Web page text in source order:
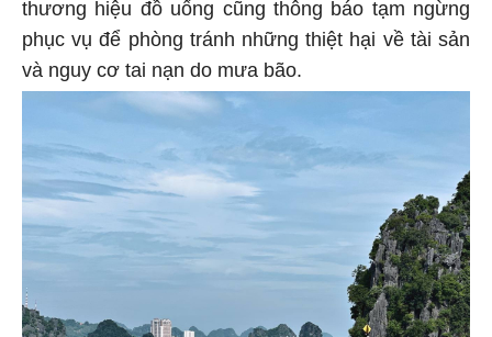
thương hiệu đồ uống cũng thông báo tạm ngừng
phục vụ để phòng tránh những thiệt hại về tài sản
và nguy cơ tai nạn do mưa bão.